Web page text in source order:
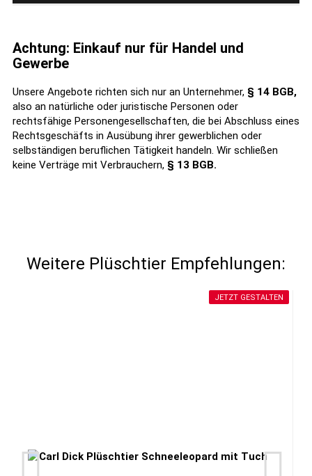
Achtung: Einkauf nur für Handel und
Gewerbe
Unsere Angebote richten sich nur an Unternehmer, § 14 BGB,
also an natürliche oder juristische Personen oder
rechtsfähige Personengesellschaften, die bei Abschluss eines
Rechtsgeschäfts in Ausübung ihrer gewerblichen oder
selbständigen beruflichen Tätigkeit handeln. Wir schließen
keine Verträge mit Verbrauchern, § 13 BGB.
Weitere Plüschtier Empfehlungen:
JETZT GESTALTEN